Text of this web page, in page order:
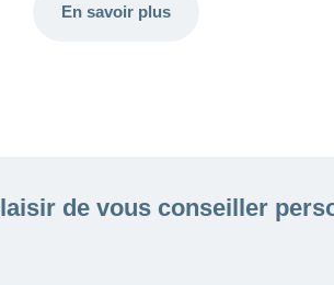
En savoir plus
de vous conseiller